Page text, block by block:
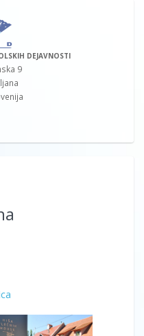
DEJAVNOSTI
9